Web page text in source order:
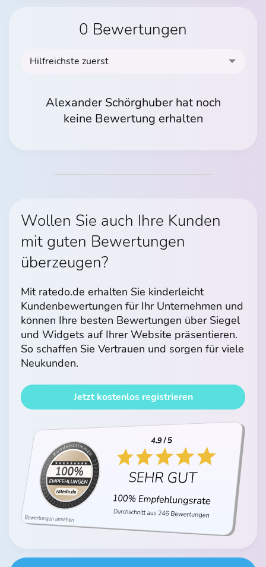
0 Bewertungen
Hilfreichste zuerst
Alexander Schörghuber hat noch
keine Bewertung erhalten
Wollen Sie auch Ihre Kunden
mit guten Bewertungen
überzeugen?
Mit ratedo.de erhalten Sie kinderleicht
Kundenbewertungen für Ihr Unternehmen und
können Ihre besten Bewertungen über Siegel
und Widgets auf Ihrer Website präsentieren.
So schaffen Sie Vertrauen und sorgen für viele
Neukunden.
Jetzt kostenlos registrieren